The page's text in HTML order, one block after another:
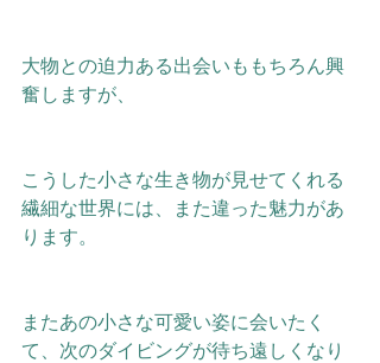
大物との迫力ある出会いももちろん興
奮しますが、
こうした小さな生き物が見せてくれる
繊細な世界には、また違った魅力があ
ります。
またあの小さな可愛い姿に会いたく
て、次のダイビングが待ち遠しくなり